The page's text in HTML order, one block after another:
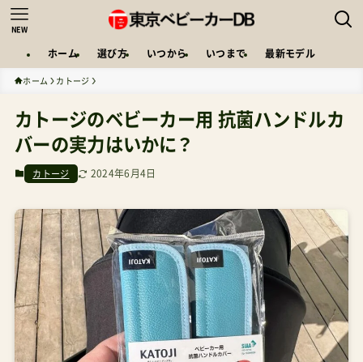
NEW
ホーム 選び方 いつから いつまで 最新モデル
ホーム カトージ
カトージのベビーカー用 抗菌ハンドルカ
バーの実力はいかに？
カトージ 2024年6月4日